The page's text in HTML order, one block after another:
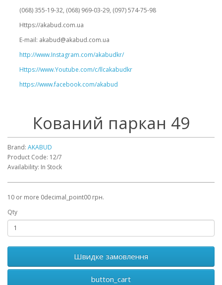
(068) 355-19-32, (068) 969-03-29, (097) 574-75-98
Https://akabud.com.ua
E-mail: akabud@akabud.com.ua
http://www.Instagram.com/akabudkr/
Https://www.Youtube.com/c/llcakabudkr ⠀
https://www.facebook.com/akabud
Кований паркан 49
Brand: AKABUD
Product Code: 12/7
Availability: In Stock
10 or more 0decimal_point00 грн.
Qty
Швидке замовлення
button_cart